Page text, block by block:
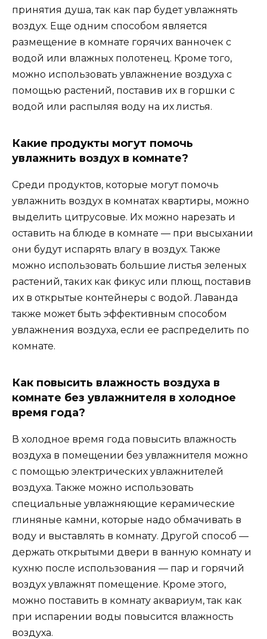
принятия душа, так как пар будет увлажнять
воздух. Еще одним способом является
размещение в комнате горячих ванночек с
водой или влажных полотенец. Кроме того,
можно использовать увлажнение воздуха с
помощью растений, поставив их в горшки с
водой или распыляя воду на их листья.
Какие продукты могут помочь
увлажнить воздух в комнате?
Среди продуктов, которые могут помочь
увлажнить воздух в комнатах квартиры, можно
выделить цитрусовые. Их можно нарезать и
оставить на блюде в комнате — при высыхании
они будут испарять влагу в воздух. Также
можно использовать большие листья зеленых
растений, таких как фикус или плющ, поставив
их в открытые контейнеры с водой. Лаванда
также может быть эффективным способом
увлажнения воздуха, если ее распределить по
комнате.
Как повысить влажность воздуха в
комнате без увлажнителя в холодное
время года?
В холодное время года повысить влажность
воздуха в помещении без увлажнителя можно
с помощью электрических увлажнителей
воздуха. Также можно использовать
специальные увлажняющие керамические
глиняные камни, которые надо обмачивать в
воду и выставлять в комнату. Другой способ —
держать открытыми двери в ванную комнату и
кухню после использования — пар и горячий
воздух увлажнят помещение. Кроме этого,
можно поставить в комнату аквариум, так как
при испарении воды повысится влажность
воздуха.